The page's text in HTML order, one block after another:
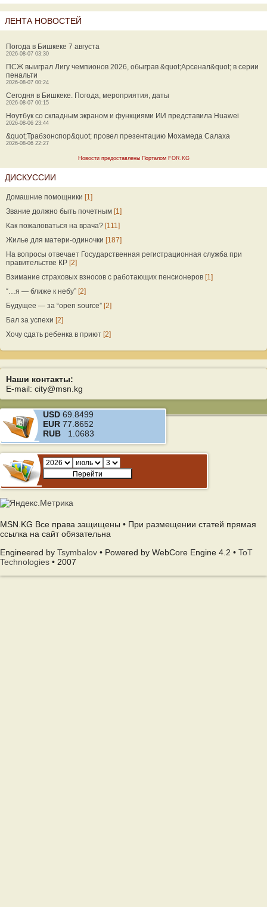
ЛЕНТА НОВОСТЕЙ
Погода в Бишкеке 7 августа
2026-08-07 03:30
ПСЖ выиграл Лигу чемпионов 2026, обыграв &quot;Арсенал&quot; в серии
пенальти
2026-08-07 00:24
Сегодня в Бишкеке. Погода, мероприятия, даты
2026-08-07 00:15
Ноутбук со складным экраном и функциями ИИ представила Huawei
2026-08-06 23:44
&quot;Трабзонспор&quot; провел презентацию Мохамеда Салаха
2026-08-06 22:27
Новости предоставлены Порталом FOR.KG
ДИСКУССИИ
Домашние помощники [1]
Звание должно быть почетным [1]
Как пожаловаться на врача? [111]
Жилье для матери-одиночки [187]
На вопросы отвечает Государственная регистрационная служба при
правительстве КР [2]
Взимание страховых взносов с работающих пенсионеров [1]
“…я — ближе к небу” [2]
Будущее — за “open source” [2]
Бал за успехи [2]
Хочу сдать ребенка в приют [2]
Наши контакты:
E-mail: city@msn.kg
USD 69.8499
EUR 77.8652
RUB 1.0683
MSN.KG Все права защищены • При размещении статей прямая
ссылка на сайт обязательна
Engineered by Tsymbalov • Powered by WebCore Engine 4.2 • ToT
Technologies • 2007